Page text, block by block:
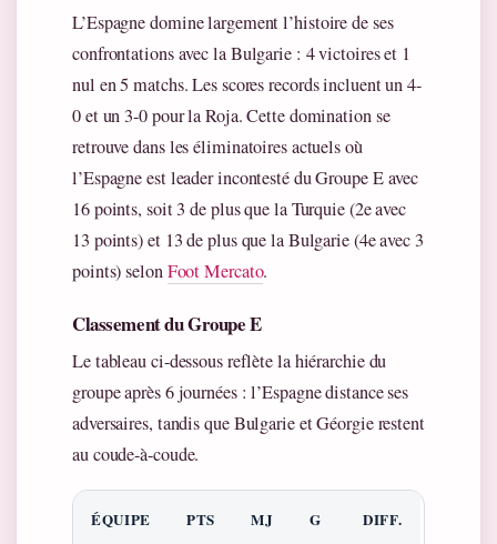
L’Espagne domine largement l’histoire de ses
confrontations avec la Bulgarie : 4 victoires et 1
nul en 5 matchs. Les scores records incluent un 4-
0 et un 3-0 pour la Roja. Cette domination se
retrouve dans les éliminatoires actuels où
l’Espagne est leader incontesté du Groupe E avec
16 points, soit 3 de plus que la Turquie (2e avec
13 points) et 13 de plus que la Bulgarie (4e avec 3
points) selonFoot Mercato.
Classement du Groupe E
Le tableau ci-dessous reflète la hiérarchie du
groupe après 6 journées : l’Espagne distance ses
adversaires, tandis que Bulgarie et Géorgie restent
au coude-à-coude.
ÉQUIPE PTS MJ G DIFF.